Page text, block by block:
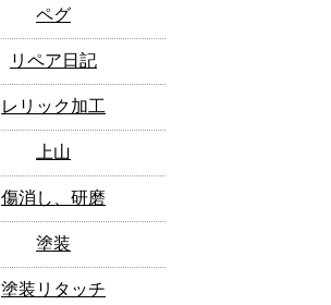
ペグ
リペア日記
レリック加工
上山
傷消し、研磨
塗装
塗装リタッチ